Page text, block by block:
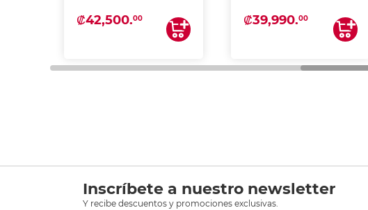
₡42,500.00 ₡39,990.00
Inscríbete a nuestro newsletter
Y recibe descuentos y promociones exclusivas.